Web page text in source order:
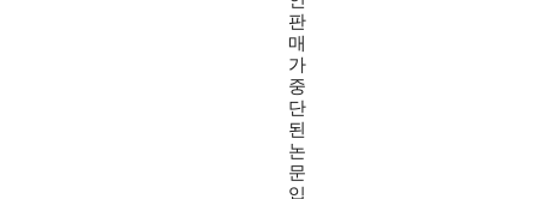
판
매
가
중
단
된
논
문
입